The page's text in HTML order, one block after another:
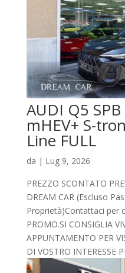
AUDI Q5
mHEV+ S-
Line FULL
da | Lug 9, 2026
PREZZO SCONTATO
DREAM CAR (Escluso
Proprietà)Contattaci per
PROMO.SI CONSIGLIA
APPUNTAMENTO PER
DI VOSTRO INTERESSE